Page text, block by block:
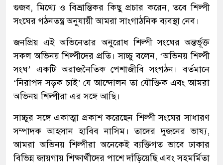
গুজব, মিথ্যে ও বিভ্রান্তিকর কিছু প্রচার করেন, তবে শিল্পী
সংঘের গঠনতন্ত্র অনুযায়ী আমরা সাংগাঠনিক ব্যবস্থা নেব।
জনপ্রিয় এই অভিনেতার অনুরোধ শিল্পী সংঘের অন্তর্ভূক্ত
সকল অভিনয় শিল্পীদের প্রতি। সাচ্চু বলেন, ‘অভিনয় শিল্পী
সংঘ’ একটি অরাজনৈতিক পেশাজীবি সংগঠন। বর্তমানে
‘নিরাপদ সড়ক চাই’ যে আন্দোলন তা যৌক্তিক এবং আমরা
অভিনয় শিল্পীরা এর সঙ্গে আছি।
সাচ্চুর সঙ্গে একাত্মা প্রকাশ করেছেন শিল্পী সংঘের সাধারণ
সম্পাদক আহসান হাবিব নাসিম। তাদের দুজনের ভাষ্য,
আমরা অভিনয় শিল্পীরা অনেকেই ব্যক্তিগত ভাবে ঢাকার
বিভিন্ন জায়গায় শিক্ষার্থীদের পাশে দাঁড়িয়েছি এবং সহমর্মিতা